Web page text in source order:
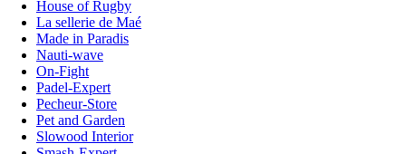
House of Rugby
La sellerie de Maé
Made in Paradis
Nauti-wave
On-Fight
Padel-Expert
Pecheur-Store
Pet and Garden
Slowood Interior